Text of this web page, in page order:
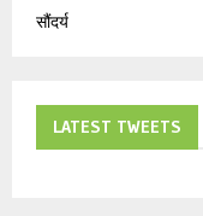
सौंदर्य
LATEST TWEETS